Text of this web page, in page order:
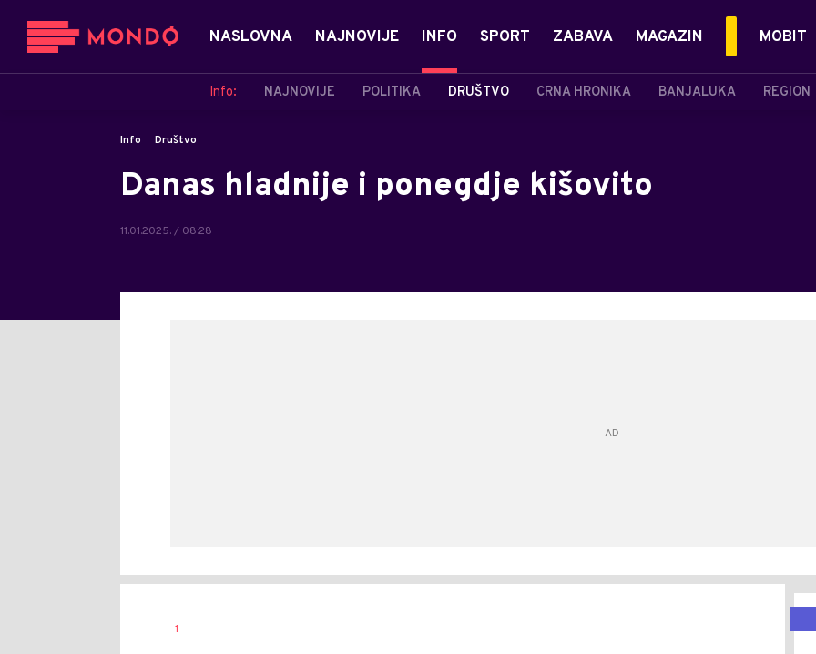
NASLOVNA NAJNOVIJE INFO
Info: NAJNOVIJE POLITIKA DRUŠTVO CRNA HRONIKA BANJALUKA REGION
SPORT ZABAVA MAGAZIN MOBIT
Info Društvo
Danas hladnije i ponegdje kišovito
11.01.2025. / 08:28
AUTOR
1